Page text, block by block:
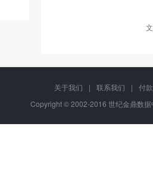
关于我们 | 联系我们 |
付
Copyright © 2002-2016 世纪金鼎数